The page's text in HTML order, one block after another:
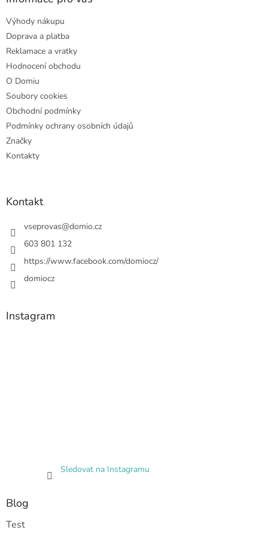
Výhody nákupu
Doprava a platba
Reklamace a vratky
Hodnocení obchodu
O Domiu
Soubory cookies
Obchodní podmínky
Podmínky ochrany osobních údajů
Značky
Kontakty
Kontakt
vseprovas@domio.cz
603 801 132
https://www.facebook.com/domiocz/
domiocz
Instagram
Sledovat na Instagramu
Blog
Test